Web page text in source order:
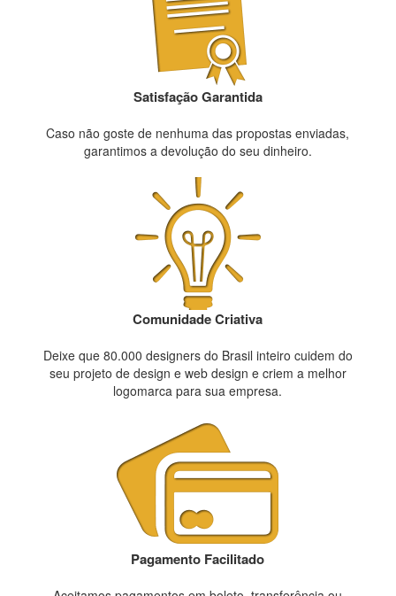
Satisfação Garantida
Caso não goste de nenhuma das propostas enviadas,
garantimos a devolução do seu dinheiro.
Comunidade Criativa
Deixe que 80.000 designers do Brasil inteiro cuidem do
seu projeto de design e web design e criem a melhor
logomarca para sua empresa.
Pagamento Facilitado